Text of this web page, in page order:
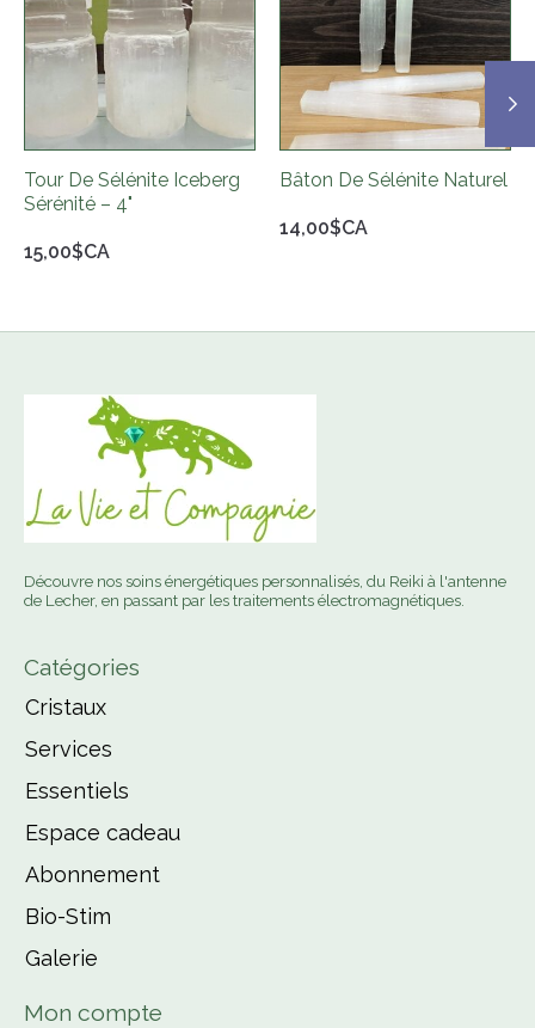
15,00$CA
Tour De Sélénite Iceberg
Sérénité – 4"
14,00$CA
Bâton De Sélénite Naturel
Découvre nos soins énergétiques personnalisés, du Reiki à l'antenne
de Lecher, en passant par les traitements électromagnétiques.
Catégories
Cristaux
Services
Essentiels
Espace cadeau
Abonnement
Bio-Stim
Galerie
Mon compte